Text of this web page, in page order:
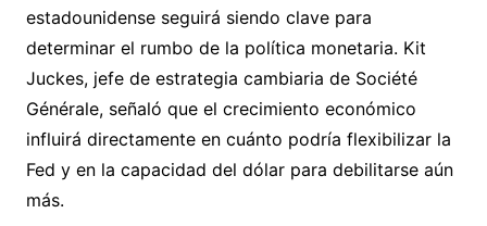
estadounidense seguirá siendo clave para
determinar el rumbo de la política monetaria. Kit
Juckes, jefe de estrategia cambiaria de Société
Générale, señaló que el crecimiento económico
influirá directamente en cuánto podría flexibilizar la
Fed y en la capacidad del dólar para debilitarse aún
más.